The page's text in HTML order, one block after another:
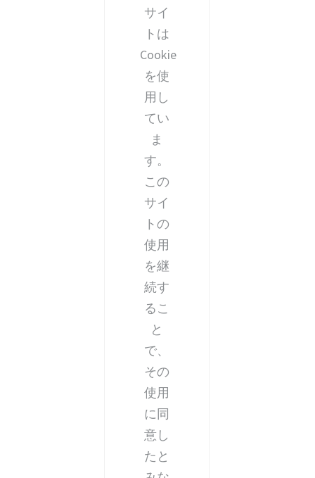
サイ
トは
Cookie
を使
用し
てい
ま
す。
この
サイ
トの
使用
を継
続す
るこ
と
で、
その
使用
に同
意し
たと